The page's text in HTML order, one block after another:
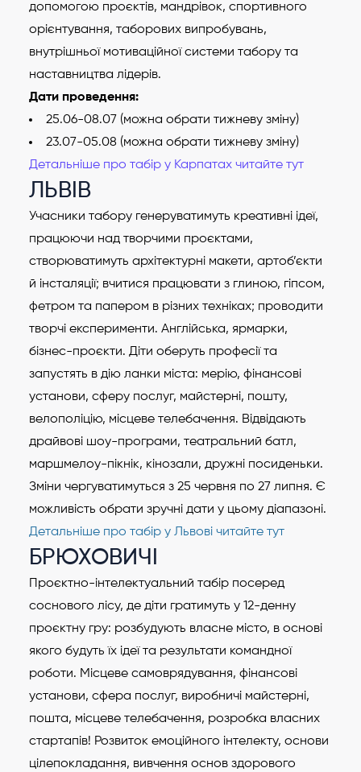
допомогою проєктів, мандрівок, спортивного
орієнтування, таборових випробувань,
внутрішньої мотиваційної системи табору та
наставництва лідерів.
Дати проведення:
25.06-08.07 (можна обрати тижневу зміну)
23.07-05.08 (можна обрати тижневу зміну)
Детальніше про табір у Карпатах читайте тут
ЛЬВІВ
Учасники табору генеруватимуть креативні ідеї,
працюючи над творчими проєктами,
створюватимуть архітектурні макети, артоб’єкти
й інсталяції; вчитися працювати з глиною, гіпсом,
фетром та папером в різних техніках; проводити
творчі експерименти. Англійська, ярмарки,
бізнес-проєкти. Діти оберуть професії та
запустять в дію ланки міста: мерію, фінансові
установи, сферу послуг, майстерні, пошту,
велополіцію, місцеве телебачення. Відвідають
драйвові шоу-програми, театральний батл,
маршмелоу-пікнік, кінозали, дружні посиденьки.
Зміни чергуватимуться з 25 червня по 27 липня. Є
можливість обрати зручні дати у цьому діапазоні.
Детальніше про табір у Львові читайте тут
БРЮХОВИЧІ
Проєктно-інтелектуальний табір посеред
соснового лісу, де діти гратимуть у 12-денну
проєктну гру: розбудують власне місто, в основі
якого будуть їх ідеї та результати командної
роботи. Місцеве самоврядування, фінансові
установи, сфера послуг, виробничі майстерні,
пошта, місцеве телебачення, розробка власних
стартапів! Розвиток емоційного інтелекту, основи
цілепокладання, вивчення основ здорового